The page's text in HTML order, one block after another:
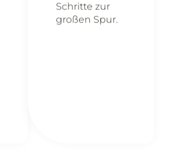
Schritte zur
großen Spur.